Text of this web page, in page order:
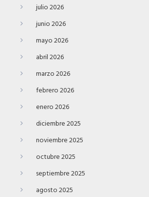
julio 2026
junio 2026
mayo 2026
abril 2026
marzo 2026
febrero 2026
enero 2026
diciembre 2025
noviembre 2025
octubre 2025
septiembre 2025
agosto 2025